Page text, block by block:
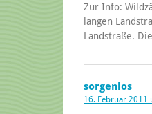
Zur Info:
langen
Landstraße.
sorgenlos
16. Februar 2011